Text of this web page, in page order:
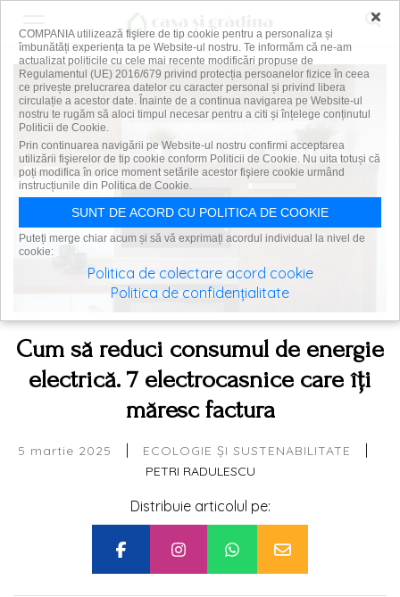
Cum să reduci consumul de energie
electrică. 7 electrocasnice care îți
măresc factura
5 martie 2025 ECOLOGIE ȘI SUSTENABILITATE
PETRI RADULESCU
Distribuie articolul pe:
×
COMPANIA utilizează fişiere de tip cookie pentru a personaliza și
îmbunătăți experiența ta pe Website-ul nostru. Te informăm că ne-am
actualizat politicile cu cele mai recente modificări propuse de
Regulamentul (UE) 2016/679 privind protecția persoanelor fizice în ceea
ce privește prelucrarea datelor cu caracter personal și privind libera
circulație a acestor date. Înainte de a continua navigarea pe Website-ul
nostru te rugăm să aloci timpul necesar pentru a citi și înțelege conținutul
Politicii de Cookie.
Prin continuarea navigării pe Website-ul nostru confirmi acceptarea
utilizării fişierelor de tip cookie conform Politicii de Cookie. Nu uita totuși că
poți modifica în orice moment setările acestor fişiere cookie urmând
instrucțiunile din Politica de Cookie.
SUNT DE ACORD CU POLITICA DE COOKIE
Puteți merge chiar acum și să vă exprimați acordul individual la nivel de
cookie:
Politica de colectare acord cookie
Politica de confidențialitate